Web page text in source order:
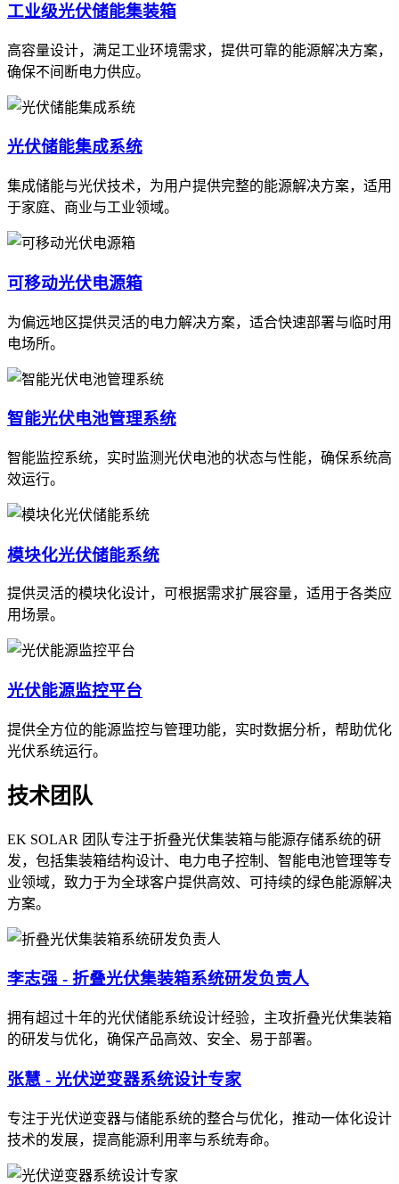
工业级光伏储能集装箱
高容量设计，满足工业环境需求，提供可靠的能源解决方案，
确保不间断电力供应。
光伏储能集成系统
集成储能与光伏技术，为用户提供完整的能源解决方案，适用
于家庭、商业与工业领域。
可移动光伏电源箱
为偏远地区提供灵活的电力解决方案，适合快速部署与临时用
电场所。
智能光伏电池管理系统
智能监控系统，实时监测光伏电池的状态与性能，确保系统高
效运行。
模块化光伏储能系统
提供灵活的模块化设计，可根据需求扩展容量，适用于各类应
用场景。
光伏能源监控平台
提供全方位的能源监控与管理功能，实时数据分析，帮助优化
光伏系统运行。
技术团队
EK SOLAR 团队专注于折叠光伏集装箱与能源存储系统的研
发，包括集装箱结构设计、电力电子控制、智能电池管理等专
业领域，致力于为全球客户提供高效、可持续的绿色能源解决
方案。
李志强 - 折叠光伏集装箱系统研发负责人
拥有超过十年的光伏储能系统设计经验，主攻折叠光伏集装箱
的研发与优化，确保产品高效、安全、易于部署。
张慧 - 光伏逆变器系统设计专家
专注于光伏逆变器与储能系统的整合与优化，推动一体化设计
技术的发展，提高能源利用率与系统寿命。